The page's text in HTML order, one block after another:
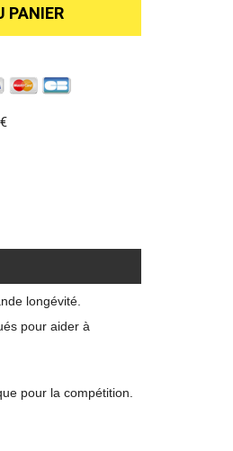
PANIER
longévité.
pour aider à
pour la compétition.